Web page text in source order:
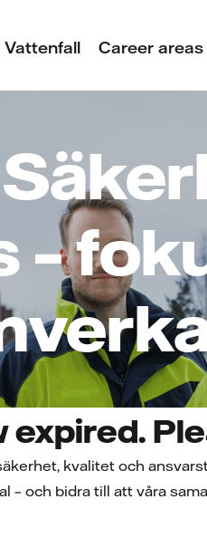
Vattenfall Career areas
–
kvalitet och
– och bidra till att våra